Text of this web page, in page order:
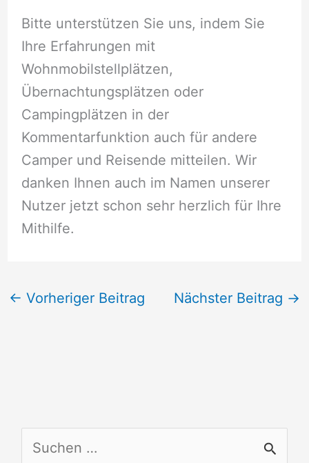
Bitte unterstützen Sie uns, indem Sie
Ihre Erfahrungen mit
Wohnmobilstellplätzen,
Übernachtungsplätzen oder
Campingplätzen in der
Kommentarfunktion auch für andere
Camper und Reisende mitteilen. Wir
danken Ihnen auch im Namen unserer
Nutzer jetzt schon sehr herzlich für Ihre
Mithilfe.
← Vorheriger Beitrag Nächster Beitrag →